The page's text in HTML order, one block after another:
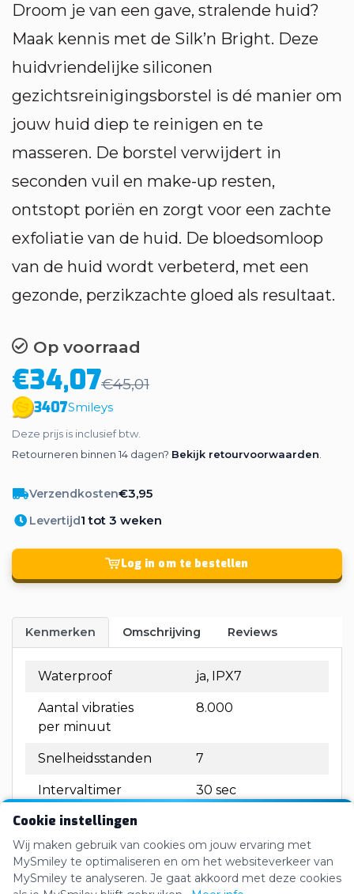
Cookie instellingen
Wij maken gebruik van cookies om jouw ervaring met
MySmiley te optimaliseren en om het websiteverkeer van
MySmiley te analyseren. Je gaat akkoord met deze cookies
Droom je van een gave, stralende huid?
Maak kennis met de Silk’n Bright. Deze
huidvriendelijke siliconen
gezichtsreinigingsborstel is dé manier om
jouw huid diep te reinigen en te
masseren. De borstel verwijdert in
seconden vuil en make-up resten,
ontstopt poriën en zorgt voor een zachte
exfoliatie van de huid. De bloedsomloop
van de huid wordt verbeterd, met een
gezonde, perzikzachte gloed als resultaat.
Op voorraad
€34,07€45,01
3407Smileys
Deze prijs is inclusief btw.
Retourneren binnen 14 dagen? Bekijk retourvoorwaarden
Verzendkosten€3,95
Levertijd1 tot 3 weken
Log in om te bestellen
Kenmerken Omschrijving Reviews
Waterproof ja, IPX7
Aantal vibraties
per minuut
8.000
Snelheidsstanden 7
Intervaltimer 30 sec
Auto-shut off
timer
kabel en USB-
muuradapter